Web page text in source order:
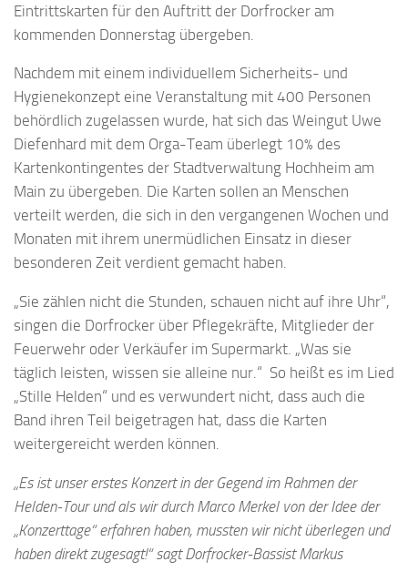
Eintrittskarten für den Auftritt der Dorfrocker am
kommenden Donnerstag übergeben.
Nachdem mit einem individuellem Sicherheits- und
Hygienekonzept eine Veranstaltung mit 400 Personen
behördlich zugelassen wurde, hat sich das Weingut Uwe
Diefenhard mit dem Orga-Team überlegt 10% des
Kartenkontingentes der Stadtverwaltung Hochheim am
Main zu übergeben. Die Karten sollen an Menschen
verteilt werden, die sich in den vergangenen Wochen und
Monaten mit ihrem unermüdlichen Einsatz in dieser
besonderen Zeit verdient gemacht haben.
„Sie zählen nicht die Stunden, schauen nicht auf ihre Uhr“,
singen die Dorfrocker über Pflegekräfte, Mitglieder der
Feuerwehr oder Verkäufer im Supermarkt. „Was sie
täglich leisten, wissen sie alleine nur.“ So heißt es im Lied
„Stille Helden“ und es verwundert nicht, dass auch die
Band ihren Teil beigetragen hat, dass die Karten
weitergereicht werden können.
„Es ist unser erstes Konzert in der Gegend im Rahmen der
Helden-Tour und als wir durch Marco Merkel von der Idee der
„Konzerttage“ erfahren haben, mussten wir nicht überlegen und
haben direkt zugesagt!“ sagt Dorfrocker-Bassist Markus